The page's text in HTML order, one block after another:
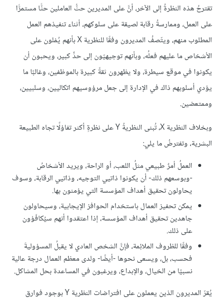
تقترحُ هذه النظرةُ إلى الآخر، أنَّ على المديرين حثُّ العاملين حثًّا مستمرًّا
على العمل، وممارسةُ رقابة لصيقة على سلوكهم، أثناء تنفيذهم العمل
المطلوب منهم، ويتّصفُ المديرون وفقًا للنظرية X بأنهم يُمْلون على
الأشخاص ما عليهم فعلُه، وبأنهم توجيهيّون إلى حدٍّ كبير، ويحبون أن
يكونوا في موقع سيطرة، ولا يظهرون ثقةً كبيرة بالموظفين، وغالبًا ما
يؤدي أسلوبهم ذاك في الإدارة إلى جعل مرؤوسيهم اتكاليين، وسلبيين،
وممتعضين.
وبخلاف النظرية X، تُبنى النظريةُ Y على نظرةٍ أكثر تفاؤلًا تجاه الطبيعة
البشرية، وتفترضُ ما يلي:
العملُ أمرٌ طبيعي مثلُ اللعب، أو الراحة، ويريد الأشخاصُ
-وبوسعهم ذلك- أن يكونوا ذاتيي التوجيه، وذاتيي الرقابة، وسوف
يحاولون تحقيق أهداف المؤسسة التي يؤمنون بها.
يمكن تحفيز العمال باستخدام الحوافز الإيجابية، وسيحاولون
جاهدين تحقيق أهداف المؤسسة، إذا اعتقدوا أنهم سيُكافَؤون
على ذلك.
وفقًا للظروف الملائِمة، فإنَّ الشخص العادي لا يقبلُ المسؤوليةَ
فحسب، بل، ويسعى نحوها -أيضًا- ولدى معظم العمال درجة عالية
نسبيًا من الخيال، والإبداع، ويرغبون في المساعدة بحل المشاكل.
يُقرّ المديرون الذين يعملون على افتراضات النظرية Y بوجود فوارق